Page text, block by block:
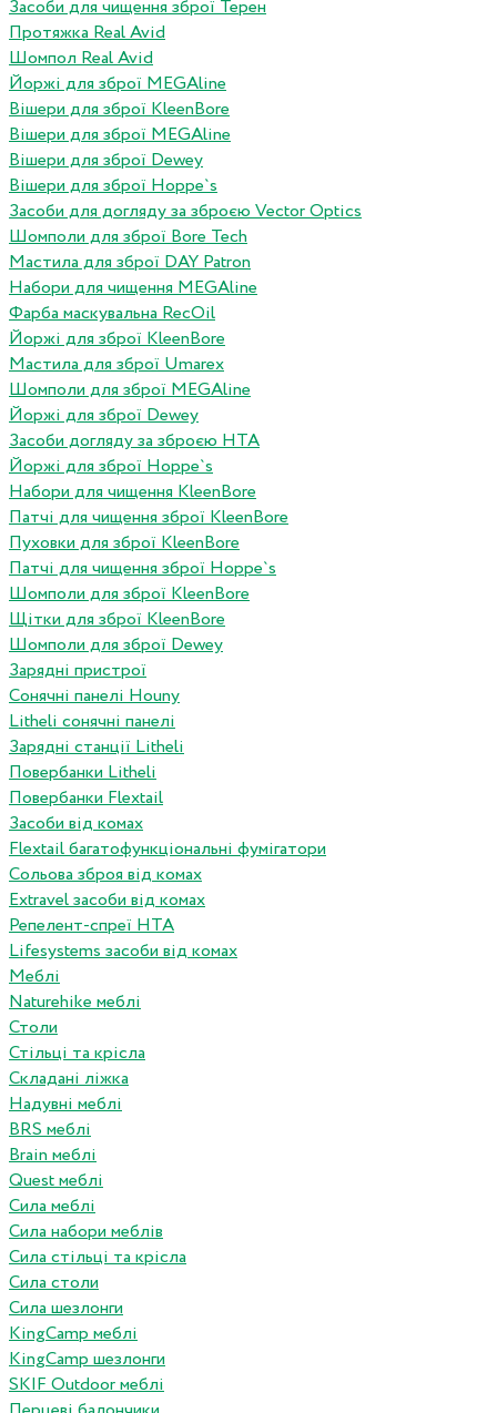
Засоби для чищення зброї Терен
Протяжка Real Avid
Шомпол Real Avid
Йоржі для зброї MEGAline
Вішери для зброї KleenBore
Вішери для зброї MEGAline
Вішери для зброї Dewey
Вішери для зброї Hoppe`s
Засоби для догляду за зброєю Vector Optics
Шомполи для зброї Bore Tech
Мастила для зброї DAY Patron
Набори для чищення MEGAline
Фарба маскувальна RecOil
Йоржі для зброї KleenBore
Мастила для зброї Umarex
Шомполи для зброї MEGAline
Йоржі для зброї Dewey
Засоби догляду за зброєю HTA
Йоржі для зброї Hoppe`s
Набори для чищення KleenBore
Патчі для чищення зброї KleenBore
Пуховки для зброї KleenBore
Патчі для чищення зброї Hoppe`s
Шомполи для зброї KleenBore
Щітки для зброї KleenBore
Шомполи для зброї Dewey
Зарядні пристрої
Сонячні панелі Houny
Litheli сонячні панелі
Зарядні станції Litheli
Повербанки Litheli
Повербанки Flextail
Засоби від комах
Flextail багатофункціональні фумігатори
Сольова зброя від комах
Extravel засоби від комах
Репелент-спреї HTA
Lifesystems засоби від комах
Меблі
Naturehike меблі
Столи
Стільці та крісла
Складані ліжка
Надувні меблі
BRS меблі
Brain меблі
Quest меблі
Сила меблі
Сила набори меблів
Сила стільці та крісла
Сила столи
Сила шезлонги
KingCamp меблі
KingCamp шезлонги
SKIF Outdoor меблі